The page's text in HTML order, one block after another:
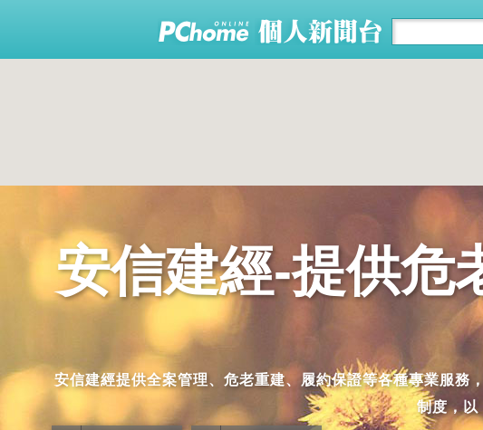
安信建經-提供危
安信建經提供全案管理、危老重建、履約保證等各種專業服務
制度，以